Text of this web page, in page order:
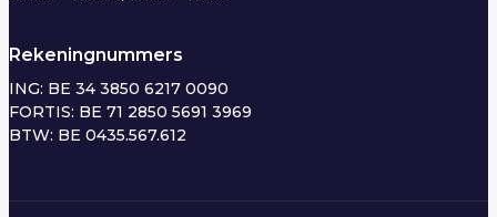
Rekeningnummers
ING: BE 34 3850 6217 0090
FORTIS: BE 71 2850 5691 3969
BTW: BE 0435.567.612